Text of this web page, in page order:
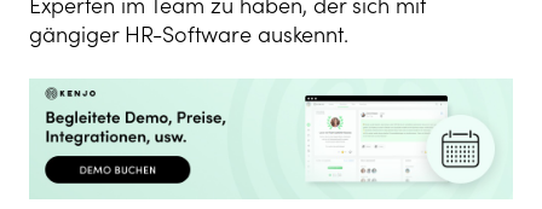
gängiger HR-Software auskennt.